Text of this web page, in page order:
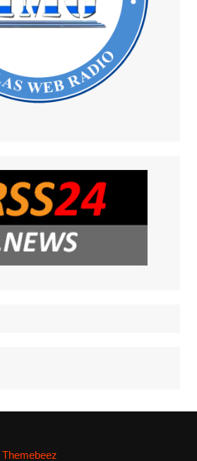
Themebeez